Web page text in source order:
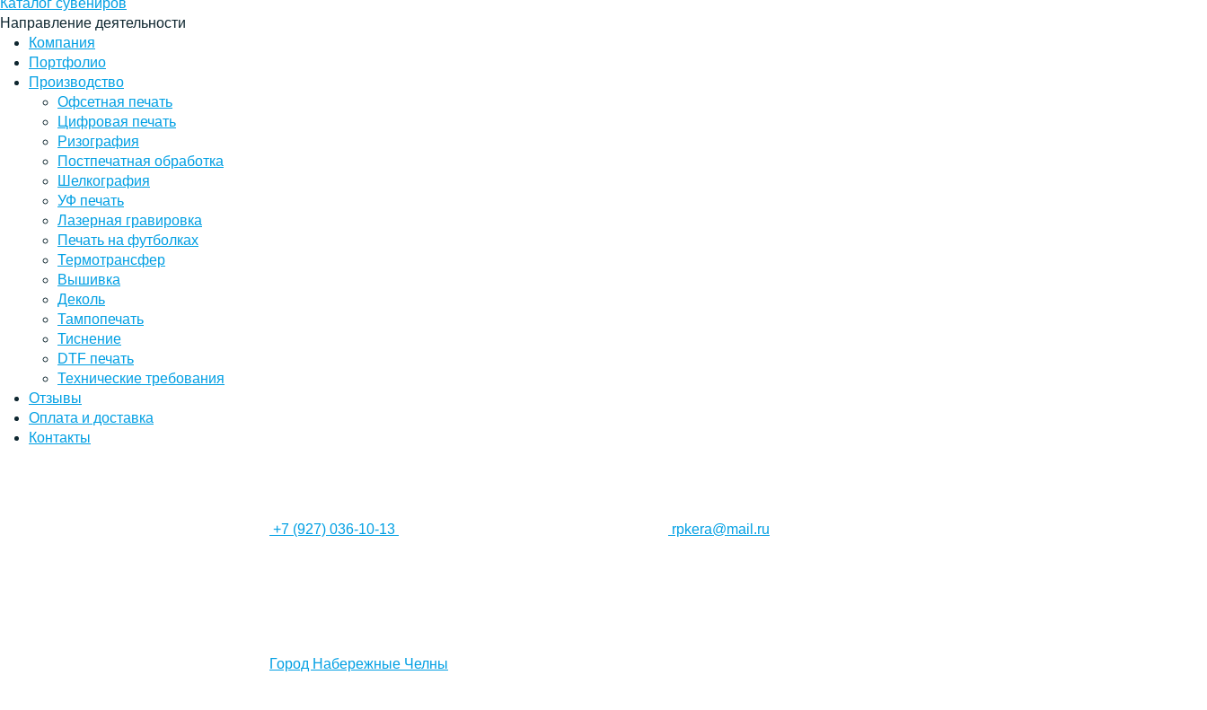
Каталог сувениров
Направление деятельности
Компания
Портфолио
Производство
Офсетная печать
Цифровая печать
Ризография
Постпечатная обработка
Шелкография
УФ печать
Лазерная гравировка
Печать на футболках
Термотрансфер
Вышивка
Деколь
Тампопечать
Тиснение
DTF печать
Технические требования
Отзывы
Оплата и доставка
Контакты
+7 (927) 036-10-13 rpkera@mail.ru
Город Набережные Челны